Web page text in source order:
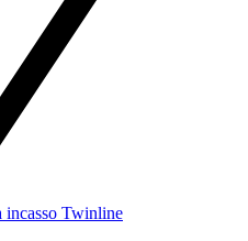
incasso Twinline